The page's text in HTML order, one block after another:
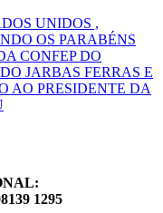
UNIDOS ,
OS PARABÉNS
CONFEP DO
JARBAS FERRAS E
AO PRESIDENTE DA
1295